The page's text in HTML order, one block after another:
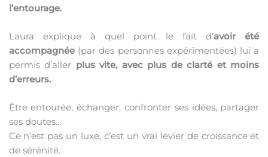
l’entourage.
Laura explique à quel point le fait d’avoir été
accompagnée(par des personnes expérimentées) lui a
permis d’aller plus vite, avec plus de clarté et moins
d’erreurs.
Être entourée, échanger, confronter ses idées, partager
ses doutes…
Ce n’est pas un luxe, c’est un vrai levier de croissance et
de sérénité.